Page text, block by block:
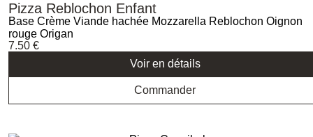
Pizza Reblochon Enfant
Base Crème Viande hachée Mozzarella Reblochon Oignon
rouge Origan
7.50 €
Voir en détails
Commander